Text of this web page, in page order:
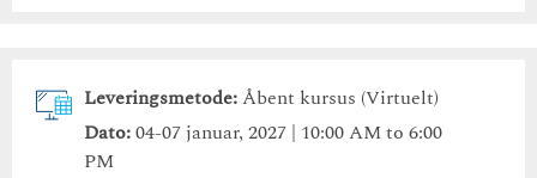
Leveringsmetode:Åbent kursus (Virtuelt)
Dato:04-07 januar, 2027 | 10:00 AM to 6:00
PM